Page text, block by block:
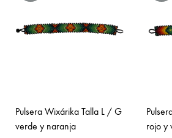
Pulsera Wixárika Talla L / G
verde y naranja
rojo y